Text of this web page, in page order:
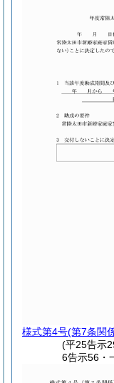
様式第4号(第7条関
(平25告示
6告示56・